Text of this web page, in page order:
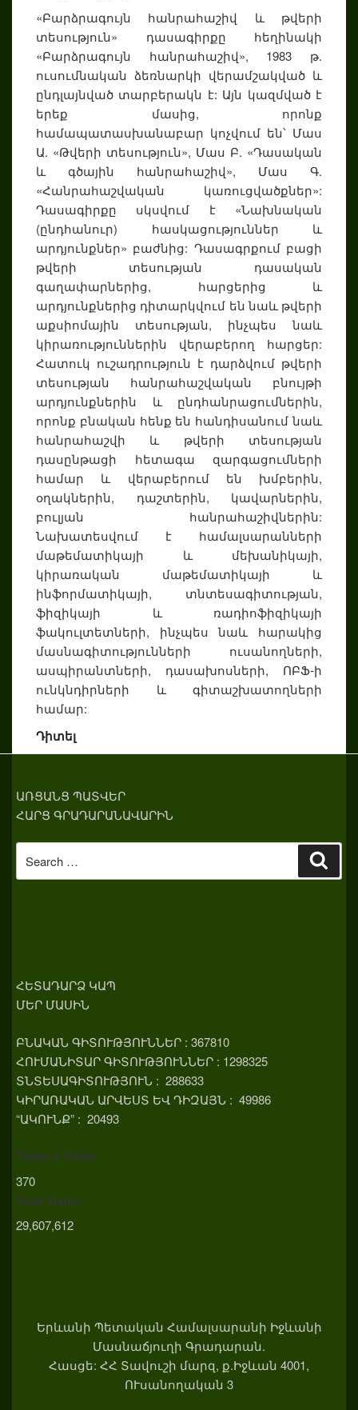
«Բարձրագույն հանրահաշիվ և թվերի
տեսություն» դասագիրքը հեղինակի
«Բարձրագույն հանրահաշիվ», 1983 թ.
ուսումնական ձեռնարկի վերամշակված և
ընդլայնված տարբերակն է: Այն կազմված է
երեք մասից, որոնք
համապատասխանաբար կոչվում են՝ Մաս
Ա. «Թվերի տեսություն», Մաս Բ. «Դասական
և գծային հանրահաշիվ», Մաս Գ.
«Հանրահաշվական կառուցվածքներ»:
Դասագիրքը սկսվում է «Նախնական
(ընդհանուր) հասկացություններ և
արդյունքներ» բաժնից: Դասագրքում բացի
թվերի տեսության դասական
գաղափարներից, հարցերից և
արդյունքներից դիտարկվում են նաև թվերի
աքսիոմային տեսության, ինչպես նաև
կիրառություններին վերաբերող հարցեր:
Հատուկ ուշադրություն է դարձվում թվերի
տեսության հանրահաշվական բնույթի
արդյունքներին և ընդհանրացումներին,
որոնք բնական հենք են հանդիսանում նաև
հանրահաշվի և թվերի տեսության
դասընթացի հետագա զարգացումների
համար և վերաբերում են խմբերին,
օղակներին, դաշտերին, կավարներին,
բուլյան հանրահաշիվներին:
Նախատեսվում է համալսարանների
մաթեմատիկայի և մեխանիկայի,
կիրառական մաթեմատիկայի և
ինֆորմատիկայի, տնտեսագիտության,
ֆիզիկայի և ռադիոֆիզիկայի
ֆակուլտետների, ինչպես նաև հարակից
մասնագիտությունների ուսանողների,
ասպիրանտների, դասախոսների, ՈԲՖ-ի
ունկնդիրների և գիտաշխատողների
համար:
Դիտել
ԱՌՑԱՆՑ ՊԱՏՎԵՐ
ՀԱՐՑ ԳՐԱԴԱՐԱՆԱՎԱՐԻՆ
for:
ՀԵՏԱԴԱՐՁ ԿԱՊ
ՄԵՐ ՄԱՍԻՆ
ԲՆԱԿԱՆ ԳԻՏՈՒԹՅՈՒՆՆԵՐ : 367810
ՀՈՒՄԱՆԻՏԱՐ ԳԻՏՈՒԹՅՈՒՆՆԵՐ : 1298325
ՏՆՏԵՍԱԳԻՏՈՒԹՅՈՒՆ : 288633
ԿԻՐԱՌԱԿԱՆ ԱՐՎԵՍՏ ԵՎ ԴԻԶԱՅՆ : 49986
“ԱԿՈՒՆՔ” : 20493
Today's Visits:
370
Total Visits:
29,607,612
Երևանի Պետական Համալսարանի Իջևանի
Մասնաճյուղի Գրադարան.
Հասցե: ՀՀ Տավուշի մարզ, ք.Իջևան 4001,
ՈՒսանողական 3